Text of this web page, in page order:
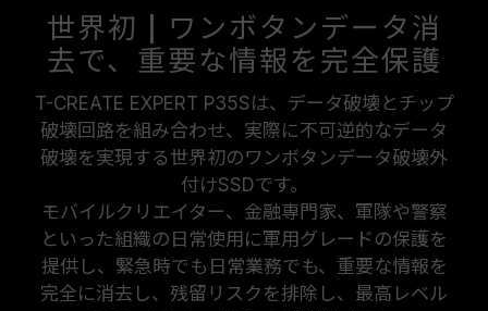
世界初 | ワンボタンデータ消
去で、重要な情報を完全保護
T-CREATE EXPERT P35Sは、データ破壊とチップ
破壊回路を組み合わせ、実際に不可逆的なデータ
破壊を実現する世界初のワンボタンデータ破壊外
付けSSDです。
モバイルクリエイター、金融専門家、軍隊や警察
といった組織の日常使用に軍用グレードの保護を
提供し、緊急時でも日常業務でも、重要な情報を
完全に消去し、残留リスクを排除し、最高レベル